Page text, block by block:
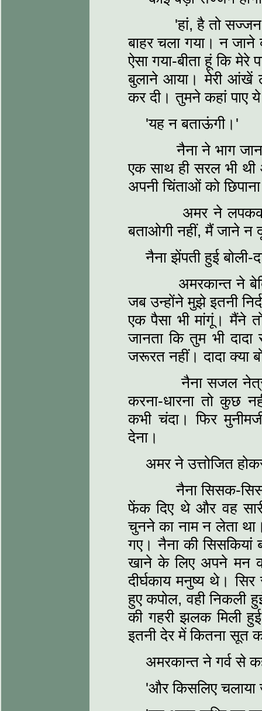
'हां, है तो सज्जन,
बाहर चला गया। न
ऐसा गया-बीता हूं कि
बुलाने आया। मेरी आंखें
कर दी। तुमने कहां पाए
'यह न बताऊंगी।'
नैना ने भाग जाना
एक साथ ही सरल भी
अपनी चिंताओं को
अमर ने लपककर
बताओगी नहीं, मैं जाने न
नैना झेंपती हुई बोली-
अमरकान्त ने
जब उन्होंने मुझे इतनी
एक पैसा भी मांगूं। मैंने
जानता कि तुम भी
जरूरत नहीं। दादा क्या
नैना सजल नेत्र
करना-धारना तो कुछ
कभी चंदा। फिर
देना।
अमर ने उत्तोजित
नैना सिसक-
फेंक दिए थे और वह
चुनने का नाम न लेता
गए। नैना की सिसकियां
खाने के लिए अपने मन
दीर्घकाय मनुष्य थे।
हुए कपोल, वही निकली
की गहरी झलक मिली
इतनी देर में कितना सूत
अमरकान्त ने गर्व से
'और किसलिए चलाया